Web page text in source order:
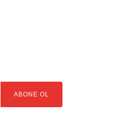
ABONE OL